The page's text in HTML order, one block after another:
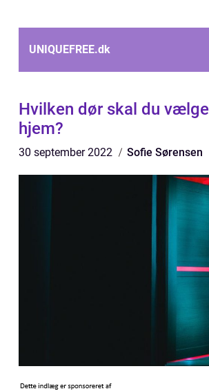
UNIQUEFREE.dk
Hvilken dør skal du
hjem?
30 september 2022 Sofie Sørensen